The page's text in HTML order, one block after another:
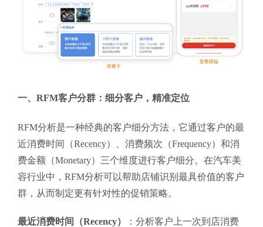
一、RFM客户分群：细分客户，精准定位
RFM分析是一种经典的客户细分方法，它通过客户的最
近消费时间（Recency）、消费频次（Frequency）和消
费金额（Monetary）三个维度进行客户细分。在汽车美
容行业中，RFM分析可以帮助店铺识别最具价值的客户
群，从而制定更有针对性的促销策略。
最近消费时间（Recency）
：分析客户上一次到店消费